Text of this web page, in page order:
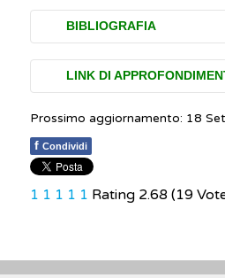
BIBLIOGRAFIA
Enciclopedia Treccani.
LINK DI
Di Nisio M, van Es N,
Prossimo aggiornamento: 18
f Condividi
1 1 1 1 1 Rating 2.68 (19